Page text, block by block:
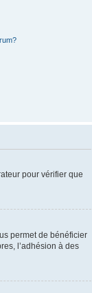
pour vérifier que
permet de bénéficier
l’adhésion à des